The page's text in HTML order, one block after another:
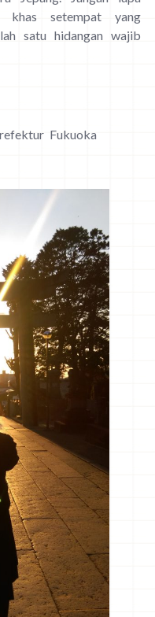
setempat yang
satu hidangan wajib
Fukuoka